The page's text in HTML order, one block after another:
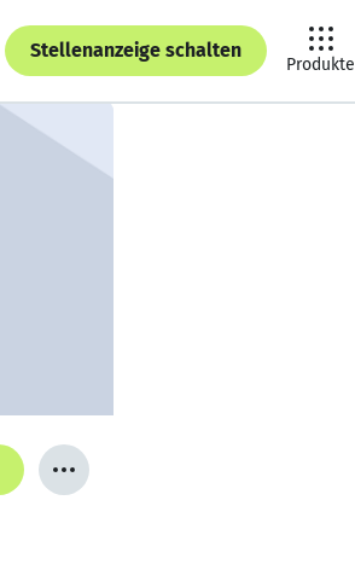
Stellenanzeige schalten
Produkte